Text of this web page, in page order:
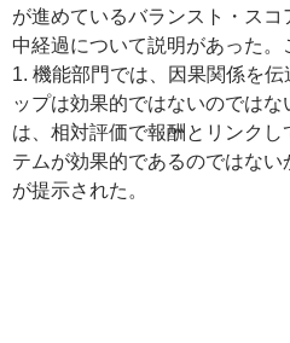
が進めているバランスト・ス
中経過について説明があった。
1. 機能部門では、因果関係を
ップは効果的ではないのでは
は、相対評価で報酬とリンク
テムが効果的であるのではな
が提示された。